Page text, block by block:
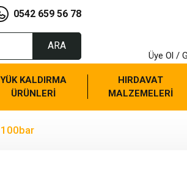
0542 659 56 78
ARA
Üye Ol /
YÜK KALDIRMA
ÜRÜNLERİ
HIRDAVAT
MALZEMELERİ